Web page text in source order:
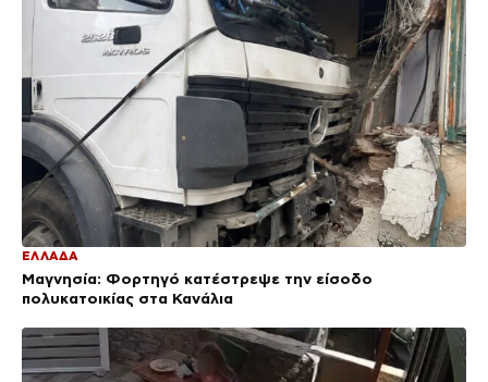
ΕΛΛΑΔΑ
Μαγνησία: Φορτηγό κατέστρεψε την είσοδο
πολυκατοικίας στα Κανάλια